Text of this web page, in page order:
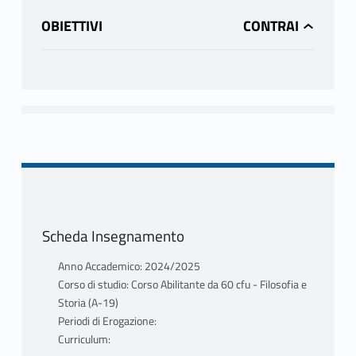
OBIETTIVI
Scheda Insegnamento
Anno Accademico: 2024/2025
Corso di studio: Corso Abilitante da 60 cfu - Filosofia e
Storia (A-19)
Periodi di Erogazione:
Curriculum: